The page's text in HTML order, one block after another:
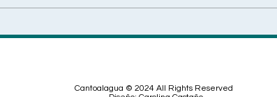
Cantoalagua © 2024 All Rights Reserved